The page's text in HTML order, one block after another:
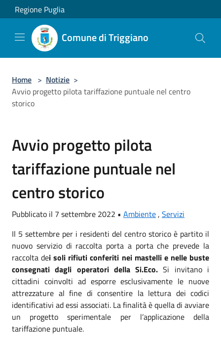
Salta al contenuto principale
Regione Puglia
Comune di Triggiano
Home > Notizie >
Avvio progetto pilota tariffazione puntuale nel centro
storico
Avvio progetto pilota
tariffazione puntuale nel
centro storico
Pubblicato il 7 settembre 2022 • Ambiente, Servizi
Il 5 settembre per i residenti del centro storico è partito il
nuovo servizio di raccolta porta a porta che prevede la
raccolta dei soli rifiuti conferiti nei mastelli e nelle buste
consegnati dagli operatori della Si.Eco. Si invitano i
cittadini coinvolti ad esporre esclusivamente le nuove
attrezzature al fine di consentire la lettura dei codici
identificativi ad essi associati. La finalità è quella di avviare
un progetto sperimentale per l’applicazione della
tariffazione puntuale.